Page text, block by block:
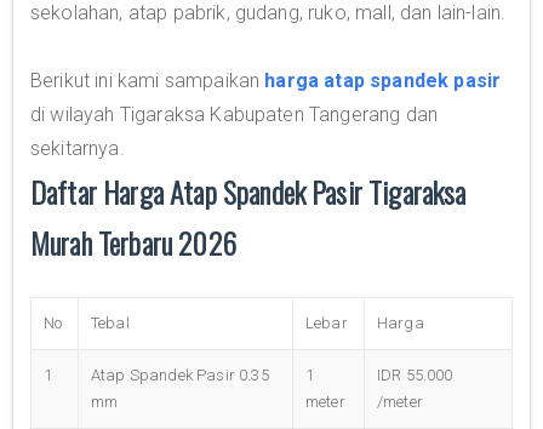
sekolahan, atap pabrik, gudang, ruko, mall, dan lain-lain.
Berikut ini kami sampaikan harga atap spandek pasir
di wilayah Tigaraksa Kabupaten Tangerang dan
sekitarnya.
Daftar Harga Atap Spandek Pasir Tigaraksa
Murah Terbaru 2026
No Tebal Lebar Harga
1
Atap Spandek Pasir 0.35
mm
1
meter
IDR 55.000
/meter